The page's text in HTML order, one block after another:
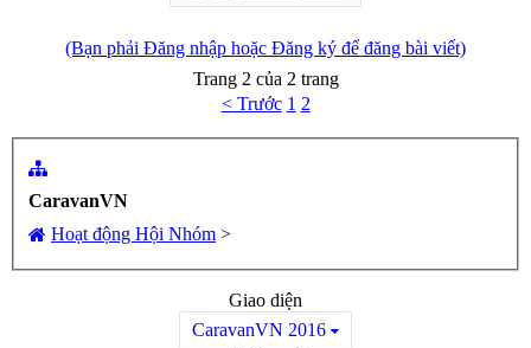
(Bạn phải Đăng nhập hoặc Đăng ký để đăng bài viết)
Trang 2 của 2 trang
< Trước 1 2
CaravanVN
Hoạt động Hội Nhóm >
Giao diện
CaravanVN 2016